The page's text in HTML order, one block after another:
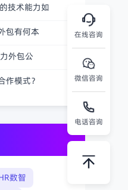
技术能力如
包有何本
外包公
作模式？
数智
在线咨询
微信咨询
电话咨询